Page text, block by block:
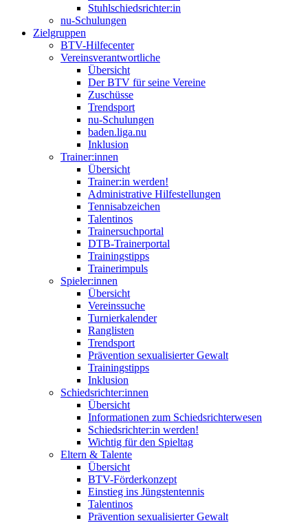
Stuhlschiedsrichter:in
nu-Schulungen
Zielgruppen
BTV-Hilfecenter
Vereinsverantwortliche
Übersicht
Der BTV für seine Vereine
Zuschüsse
Trendsport
nu-Schulungen
baden.liga.nu
Inklusion
Trainer:innen
Übersicht
Trainer:in werden!
Administrative Hilfestellungen
Tennisabzeichen
Talentinos
Trainersuchportal
DTB-Trainerportal
Trainingstipps
Trainerimpuls
Spieler:innen
Übersicht
Vereinssuche
Turnierkalender
Ranglisten
Trendsport
Prävention sexualisierter Gewalt
Trainingstipps
Inklusion
Schiedsrichter:innen
Übersicht
Informationen zum Schiedsrichterwesen
Schiedsrichter:in werden!
Wichtig für den Spieltag
Eltern & Talente
Übersicht
BTV-Förderkonzept
Einstieg ins Jüngstentennis
Talentinos
Prävention sexualisierter Gewalt